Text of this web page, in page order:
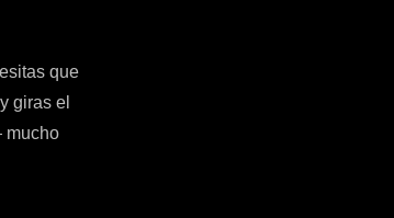
que
giras el
mucho